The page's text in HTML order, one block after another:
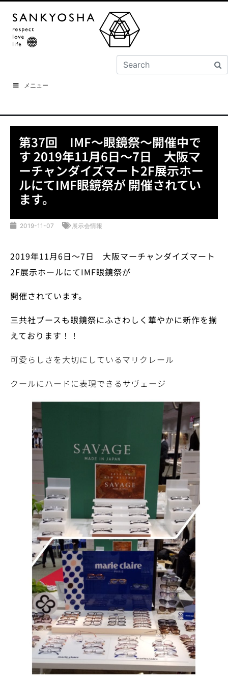
メニュー
第37回 IMF～眼鏡祭～開催中で
す 2019年11月6日～7日 大阪マ
ーチャンダイズマート2F展示ホー
ルにてIMF眼鏡祭が 開催されてい
ます。
2019-11-07 展示会情報
2019年11月6日～7日 大阪マーチャンダイズマート
2F展示ホールにてIMF眼鏡祭が
開催されています。
三共社ブースも眼鏡祭にふさわしく華やかに新作を揃
えております！！
可愛らしさを大切にしているマリクレール
クールにハードに表現できるサヴェージ